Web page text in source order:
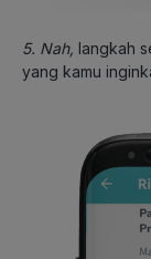
5. Nah, langkah
yang kamu